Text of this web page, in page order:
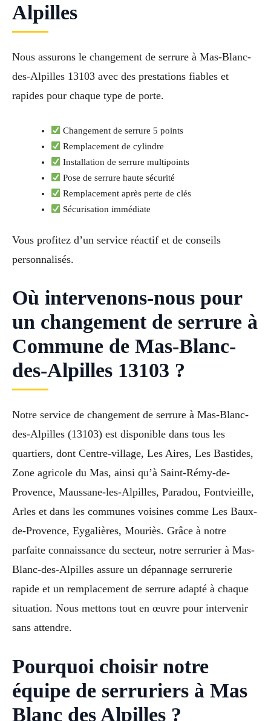
Alpilles
Nous assurons le changement de serrure à Mas-Blanc-
des-Alpilles 13103 avec des prestations fiables et
rapides pour chaque type de porte.
Changement de serrure 5 points
Remplacement de cylindre
Installation de serrure multipoints
Pose de serrure haute sécurité
Remplacement après perte de clés
Sécurisation immédiate
Vous profitez d’un service réactif et de conseils
personnalisés.
Où intervenons-nous pour
un changement de serrure à
Commune de Mas-Blanc-
des-Alpilles 13103 ?
Notre service de changement de serrure à Mas-Blanc-
des-Alpilles (13103) est disponible dans tous les
quartiers, dont Centre-village, Les Aires, Les Bastides,
Zone agricole du Mas, ainsi qu’à Saint-Rémy-de-
Provence, Maussane-les-Alpilles, Paradou, Fontvieille,
Arles et dans les communes voisines comme Les Baux-
de-Provence, Eygalières, Mouriès. Grâce à notre
parfaite connaissance du secteur, notre serrurier à Mas-
Blanc-des-Alpilles assure un dépannage serrurerie
rapide et un remplacement de serrure adapté à chaque
situation. Nous mettons tout en œuvre pour intervenir
sans attendre.
Pourquoi choisir notre
équipe de serruriers à Mas
Blanc des Alpilles ?